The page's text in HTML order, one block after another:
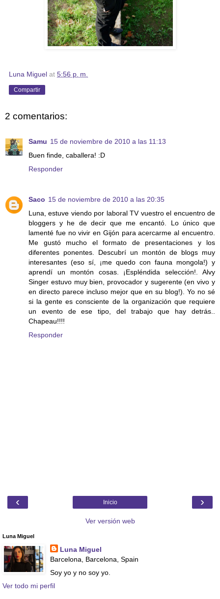
Luna Miguel at 5:56 p. m.
Compartir
2 comentarios:
Samu 15 de noviembre de 2010 a las 11:13
Buen finde, caballera! :D
Responder
Saco 15 de noviembre de 2010 a las 20:35
Luna, estuve viendo por laboral TV vuestro el encuentro de
bloggers y he de decir que me encantó. Lo único que
lamenté fue no vivir en Gijón para acercarme al encuentro.
Me gustó mucho el formato de presentaciones y los
diferentes ponentes. Descubrí un montón de blogs muy
interesantes (eso sí, ¡me quedo con fauna mongola!) y
aprendí un montón cosas. ¡Espléndida selección!. Alvy
Singer estuvo muy bien, provocador y sugerente (en vivo y
en directo parece incluso mejor que en su blog!). Yo no sé
si la gente es consciente de la organización que requiere
un evento de ese tipo, del trabajo que hay detrás..
Chapeau!!!!
Responder
‹ ›
Inicio
Ver versión web
Luna Miguel
Luna Miguel
Barcelona, Barcelona, Spain
Soy yo y no soy yo.
Ver todo mi perfil